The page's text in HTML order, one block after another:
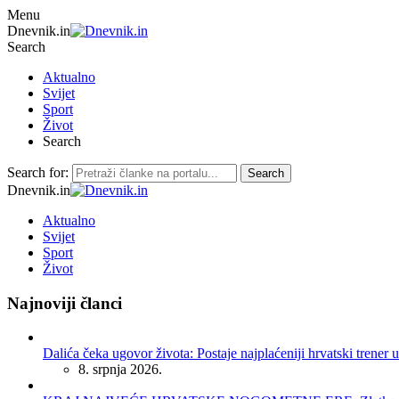
Menu
Dnevnik.in
Search
Aktualno
Svijet
Sport
Život
Search
Search for: Search
Dnevnik.in
Aktualno
Svijet
Sport
Život
Najnoviji članci
Dalića čeka ugovor života: Postaje najplaćeniji hrvatski trener
8. srpnja 2026.